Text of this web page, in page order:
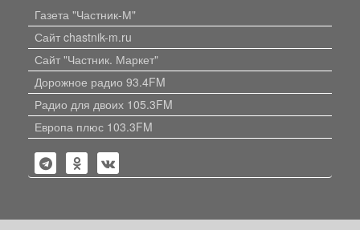
Газета "Частник-М"
Сайт chastnik-m.ru
Сайт "Частник. Маркет"
Дорожное радио 93.4FM
Радио для двоих 105.3FM
Европа плюс 103.3FM